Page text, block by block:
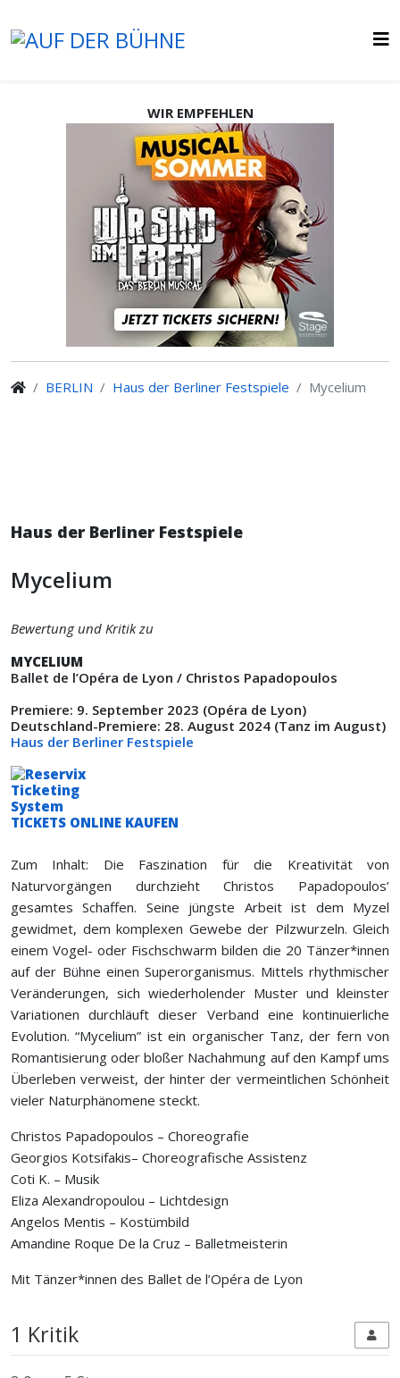
WIR EMPFEHLEN
BERLIN Haus der Berliner Festspiele Mycelium
Haus der Berliner Festspiele
Mycelium
Bewertung und Kritik zu
MYCELIUM
Ballet de l’Opéra de Lyon / Christos Papadopoulos
Premiere: 9. September 2023 (Opéra de Lyon)
Deutschland-Premiere: 28. August 2024 (Tanz im August)
Haus der Berliner Festspiele
TICKETS ONLINE KAUFEN
Zum Inhalt: Die Faszination für die Kreativität von
Naturvorgängen durchzieht Christos Papadopoulos’
gesamtes Schaffen. Seine jüngste Arbeit ist dem Myzel
gewidmet, dem komplexen Gewebe der Pilzwurzeln. Gleich
einem Vogel- oder Fischschwarm bilden die 20 Tänzer*innen
auf der Bühne einen Superorganismus. Mittels rhythmischer
Veränderungen, sich wiederholender Muster und kleinster
Variationen durchläuft dieser Verband eine kontinuierliche
Evolution. “Mycelium” ist ein organischer Tanz, der fern von
Romantisierung oder bloßer Nachahmung auf den Kampf ums
Überleben verweist, der hinter der vermeintlichen Schönheit
vieler Naturphänomene steckt.
Christos Papadopoulos – Choreografie
Georgios Kotsifakis– Choreografische Assistenz
Coti K. – Musik
Eliza Alexandropoulou – Lichtdesign
Angelos Mentis – Kostümbild
Amandine Roque De la Cruz – Balletmeisterin
Mit Tänzer*innen des Ballet de l’Opéra de Lyon
1 Kritik